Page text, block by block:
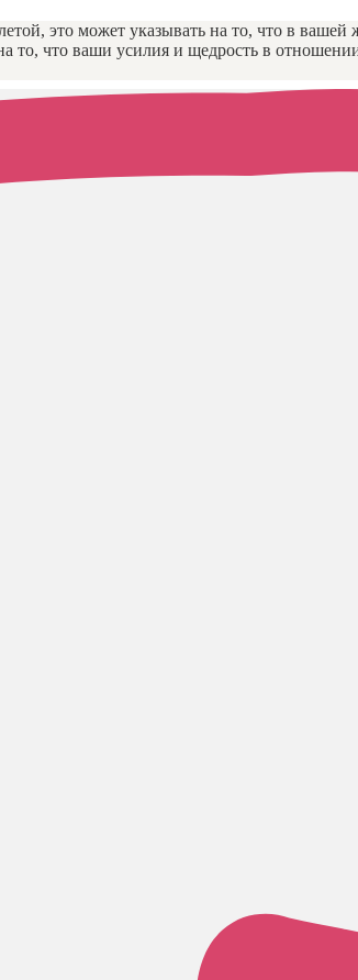
это может указывать на то, что в
то, что ваши усилия и щедрость в